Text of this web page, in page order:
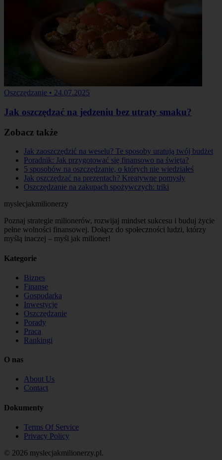
Oszczędzanie • 24.07.2025
Jak oszczędzać na jedzeniu bez utraty smaku?
Zobacz także
Jak zaoszczędzić na weselu? Te sposoby uratują twój budżet
Poradnik: Jak przygotować się finansowo na święta?
5 sposobów na oszczędzanie, o których nie wiedziałeś
Jak oszczędzać na prezentach? Kreatywne pomysły
Oszczędzanie na zakupach spożywczych: triki
myslecjakmilionerzy
Poznaj strategie milionerów, rozwijaj mindset sukcesu i buduj życie
pełne wolności finansowej. Dołącz do społeczności ludzi, którzy
myślą inaczej – myśl jak milioner!
Kategorie
Biznes
Finanse
Gospodarka
Inwestycje
Oszczędzanie
Porady
Praca
Rankingi
O nas
About Us
Contact
Dokumenty
Terms Of Service
Privacy Policy
© 2026 myslecjakmilionerzy.pl.